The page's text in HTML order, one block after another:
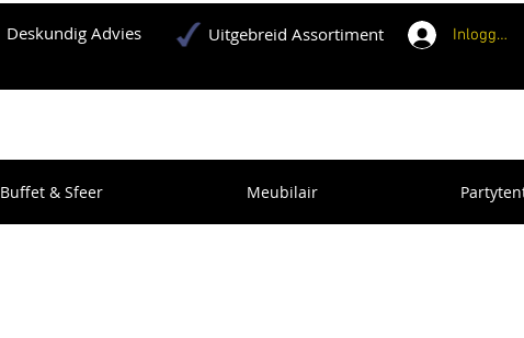
Buffet & Sfeer Meubilair
Deskundig Advies Uitgebreid Assortiment Inloggen